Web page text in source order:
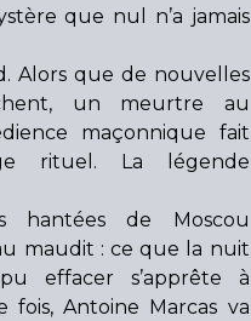
que nul n’a jamais
Alors que de nouvelles
un meurtre au
maçonnique fait
rituel. La légende
hantées de Moscou
maudit : ce que la nuit
effacer s’apprête à
fois, Antoine Marcas va